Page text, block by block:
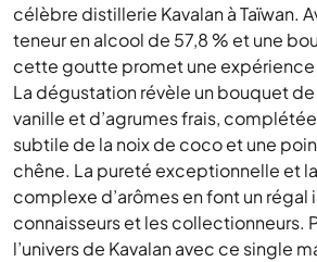
célèbre distillerie Kavalan à Taïwan.
teneur en alcool de 57,8 % et une
cette goutte promet une
La dégustation révèle un bouquet
vanille et d’agrumes frais,
subtile de la noix de coco et une
chêne. La pureté exceptionnelle et
complexe d’arômes en font un
connaisseurs et les collectionneurs.
l’univers de Kavalan avec ce single